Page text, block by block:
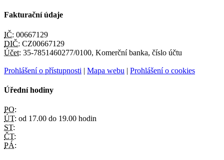
Fakturační údaje
IČ: 00667129
DIČ: CZ00667129
Účet: 35-7851460277/0100, Komerční banka, číslo účtu
Prohlášení o přístupnosti | Mapa webu | Prohlášení o cookies
Úřední hodiny
PO:
ÚT: od 17.00 do 19.00 hodin
ST:
ČT:
PÁ: